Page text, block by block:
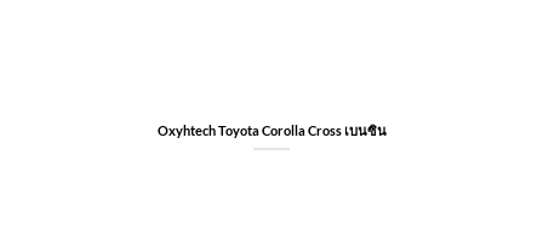
Oxyhtech Toyota Corolla Cross เบนซิน